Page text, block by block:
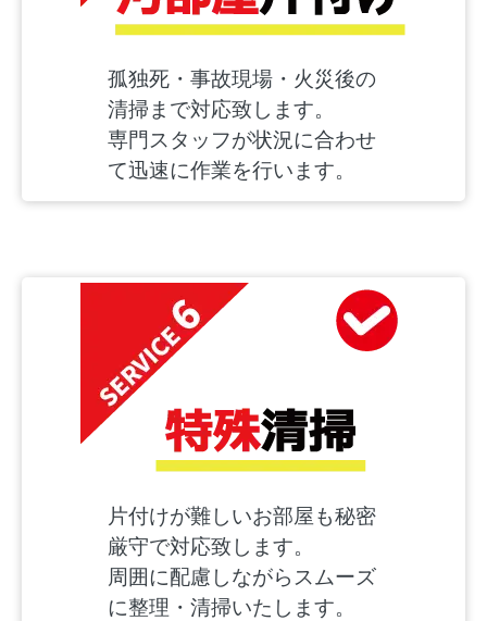
孤独死・事故現場・火災後の
清掃まで対応致します。
専門スタッフが状況に合わせ
て迅速に作業を行います。
片付けが難しいお部屋も秘密
厳守で対応致します。
周囲に配慮しながらスムーズ
に整理・清掃いたします。